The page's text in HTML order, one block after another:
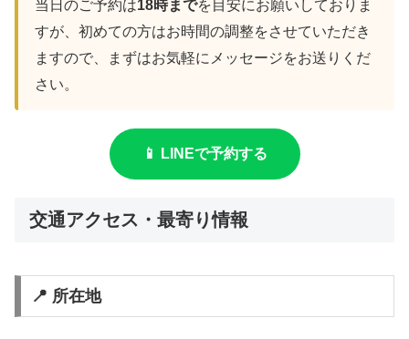
当日のご予約は18時までを目安にお願いしておりま
すが、初めての方はお時間の調整をさせていただき
ますので、まずはお気軽にメッセージをお送りくだ
さい。
📱 LINEで予約する
交通アクセス・最寄り情報
📍 所在地